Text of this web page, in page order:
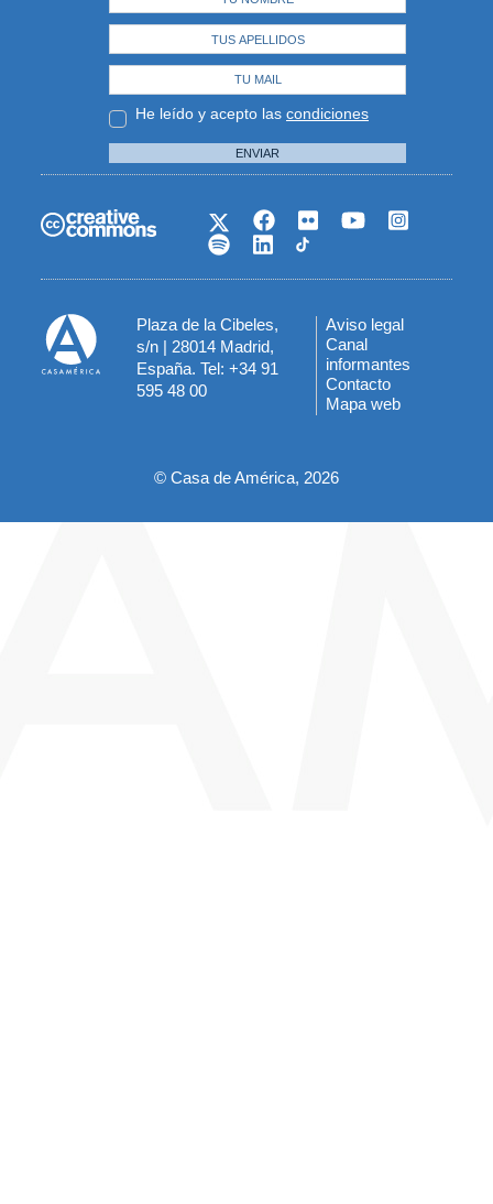
He leído y acepto las condiciones
ENVIAR
Plaza de la Cibeles,
s/n | 28014 Madrid,
España. Tel: +34 91
595 48 00
Menú
del
pie
Aviso legal
Canal
informantes
Contacto
Mapa web
© Casa de América, 2026